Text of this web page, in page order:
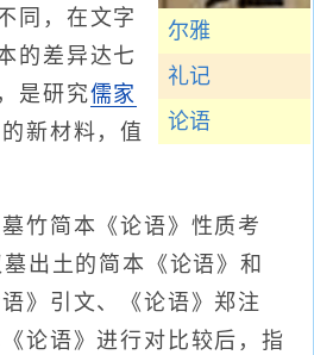
尔雅
礼记
论语
同，在文字
的差异达七
是研究儒家
新材料，值
简本《论语》性质考
出土的简本《论语》和
》引文、《论语》郑注
论语》进行对比较后，指